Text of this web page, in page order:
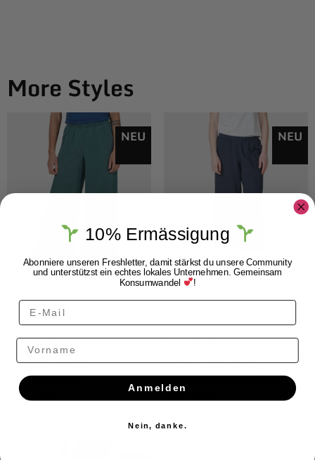
More Styles
NEU
Klitmøller
Klitmøller Kaja
Lyocell Hose
Moss Green
CHF
NEU
Klitmøller
Biobaumwolle-
Leinen Hose Navy
CHF129.00
10% Ermässigung
Abonniere unseren Freshletter, damit stärkst du unsere Community
und unterstützst ein echtes lokales Unternehmen. Gemeinsam
Konsumwandel !
Vorname
Anmelden
Nein, danke.